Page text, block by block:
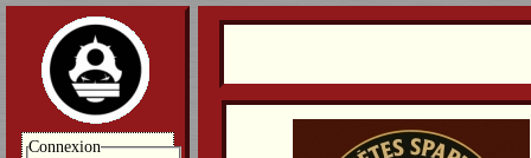
Connexion